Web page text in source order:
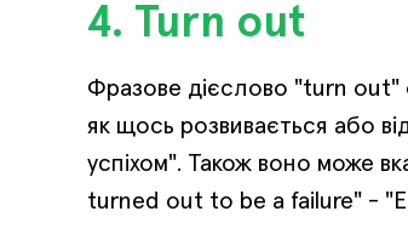
4. Turn out
Фразове дієслово "turn out"
як щось розвивається або
успіхом". Також воно може
turned out to be a failure" -